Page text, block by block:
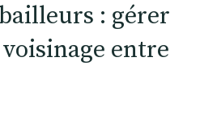
: gérer
entre